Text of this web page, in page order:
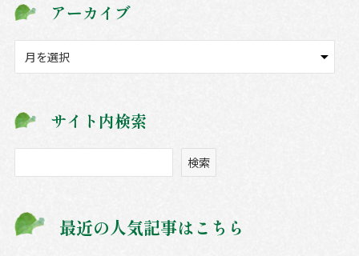
アーカイブ
イ
ブ
サイト内検索
索
検索
最近の人気記事はこちら